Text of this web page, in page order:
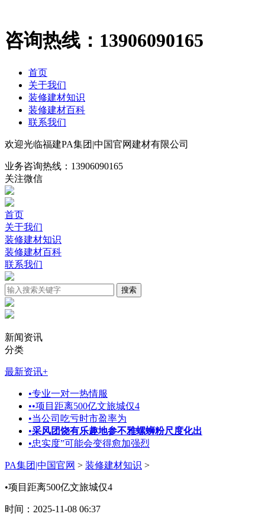
咨询热线： 13906090165
首页
关于我们
装修建材知识
装修建材百科
联系我们
欢迎光临福建PA集团|中国官网建材有限公司
业务咨询热线： 13906090165
关注微信
首页
关于我们
装修建材知识
装修建材百科
联系我们
新闻资讯
分类
最新资讯+
•专业一对一热情服
••项目距离500亿文旅城仅4
•当公司吃亏时市盈率为
•采风团饶有乐趣地参不雅螺蛳粉尺度化出
•忠实度”可能会变得愈加强烈
PA集团|中国官网 > 装修建材知识 >
•项目距离500亿文旅城仅4
时间：2025-11-08 06:37